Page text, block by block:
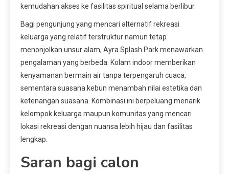
kemudahan akses ke fasilitas spiritual selama berlibur.
Bagi pengunjung yang mencari alternatif rekreasi
keluarga yang relatif terstruktur namun tetap
menonjolkan unsur alam, Ayra Splash Park menawarkan
pengalaman yang berbeda. Kolam indoor memberikan
kenyamanan bermain air tanpa terpengaruh cuaca,
sementara suasana kebun menambah nilai estetika dan
ketenangan suasana. Kombinasi ini berpeluang menarik
kelompok keluarga maupun komunitas yang mencari
lokasi rekreasi dengan nuansa lebih hijau dan fasilitas
lengkap.
Saran bagi calon